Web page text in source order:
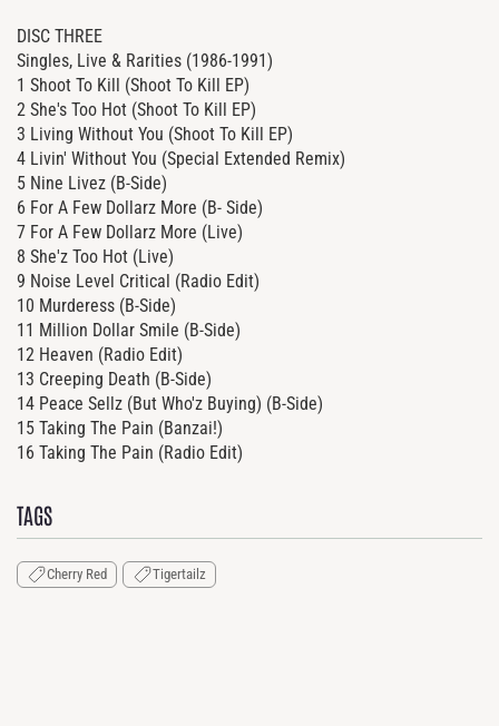
DISC THREE
Singles, Live & Rarities (1986-1991)
1 Shoot To Kill (Shoot To Kill EP)
2 She's Too Hot (Shoot To Kill EP)
3 Living Without You (Shoot To Kill EP)
4 Livin' Without You (Special Extended Remix)
5 Nine Livez (B-Side)
6 For A Few Dollarz More (B- Side)
7 For A Few Dollarz More (Live)
8 She'z Too Hot (Live)
9 Noise Level Critical (Radio Edit)
10 Murderess (B-Side)
11 Million Dollar Smile (B-Side)
12 Heaven (Radio Edit)
13 Creeping Death (B-Side)
14 Peace Sellz (But Who'z Buying) (B-Side)
15 Taking The Pain (Banzai!)
16 Taking The Pain (Radio Edit)
TAGS
Cherry Red Tigertailz